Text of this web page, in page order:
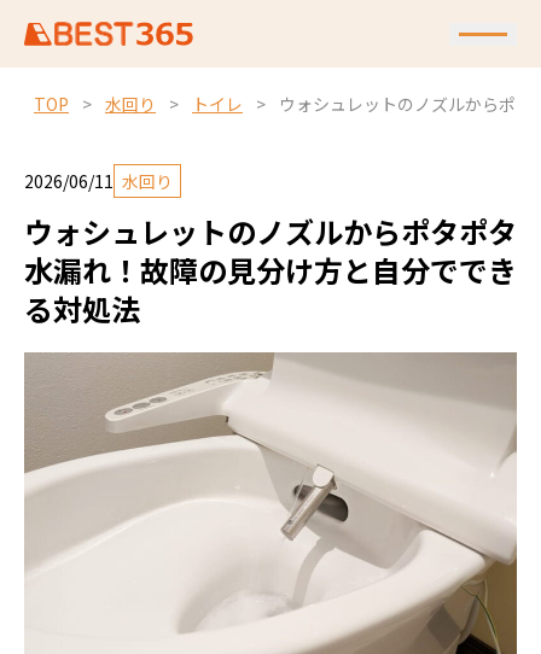
TOP > 水回り > トイレ > ウォシュレットのノズルからポ
2026/06/11 水回り
ウォシュレットのノズルからポタポタ
水漏れ！故障の見分け方と自分ででき
る対処法